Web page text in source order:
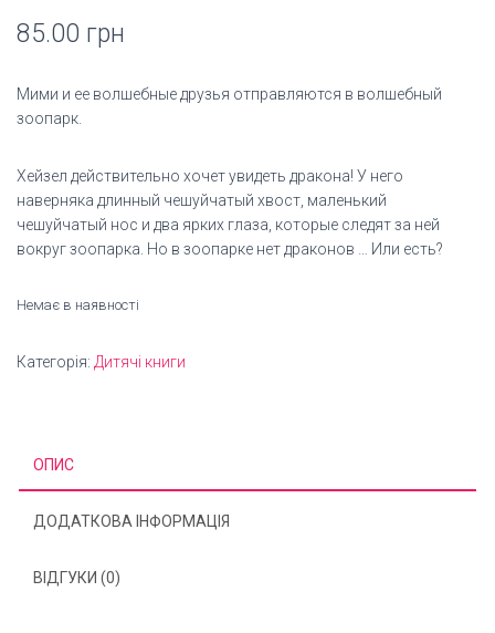
85.00 грн
Мими и ее волшебные друзья отправляются в волшебный
зоопарк.
Хейзел действительно хочет увидеть дракона! У него
наверняка длинный чешуйчатый хвост, маленький
чешуйчатый нос и два ярких глаза, которые следят за ней
вокруг зоопарка. Но в зоопарке нет драконов … Или есть?
Немає в наявності
Категорія: Дитячі книги
ОПИС
ДОДАТКОВА ІНФОРМАЦІЯ
ВІДГУКИ (0)